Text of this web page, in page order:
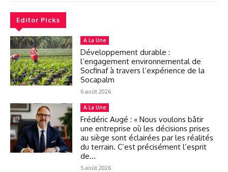
Editor Picks
A La Une
Développement durable :
l’engagement environnemental de
Socfinaf à travers l’expérience de la
Socapalm
6 août 2026
A La Une
Frédéric Augé : « Nous voulons bâtir
une entreprise où les décisions prises
au siège sont éclairées par les réalités
du terrain. C’est précisément l’esprit
de...
5 août 2026